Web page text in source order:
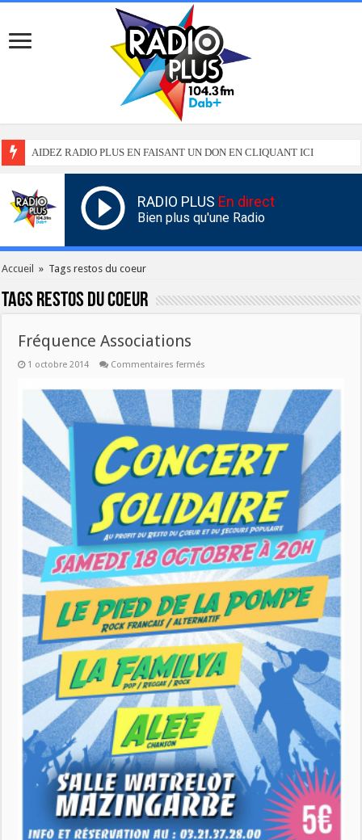
AIDEZ RADIO PLUS EN FAISANT UN DON EN CLIQUANT ICI
RADIO PLUS En direct
Bien plus qu'une Radio
Accueil » Tags restos du coeur
Tags restos du coeur
Fréquence Associations
1 octobre 2014 Commentaires fermés